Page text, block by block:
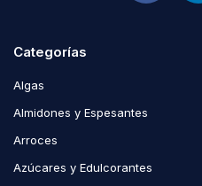
Categorías
Algas
Almidones y Espesantes
Arroces
Azúcares y Edulcorantes